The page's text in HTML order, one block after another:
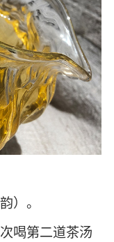
）。
喝第二道茶汤